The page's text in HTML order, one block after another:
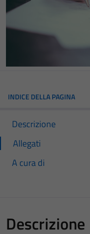
INDICE DELLA PAGINA
Descrizione
Allegati
A cura di
Descrizione